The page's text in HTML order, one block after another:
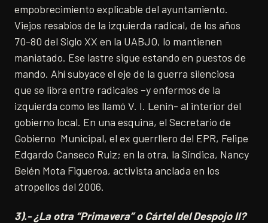
empobrecimiento explicable del ayuntamiento.
Viejos resabios de la izquierda radical, de los años
70-80 del Siglo XX en la UABJO, lo mantienen
maniatado. Ese lastre sigue estando en puestos de
mando. Ahí subyace el eje de la guerra silenciosa
que se libra entre radicales –y enfermos de la
izquierda como les llamó V. I. Lenin- al interior del
gobierno local. En una esquina, el Secretario de
Gobierno Municipal, el ex guerrllero del EPR, Felipe
Edgardo Canseco Ruiz; en la otra, la Síndica, Nancy
Belén Mota Figueroa, activista anclada en los
atropellos del 2006.
3).- ¿La otra “Primavera” o Cártel del Despojo II?